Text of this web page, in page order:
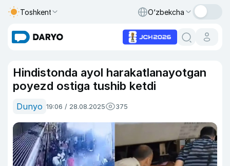
Toshkent O‘zbekcha
Hindistonda ayol harakatlanayotgan
poyezd ostiga tushib ketdi
Dunyo 19:06 / 28.08.2025 375